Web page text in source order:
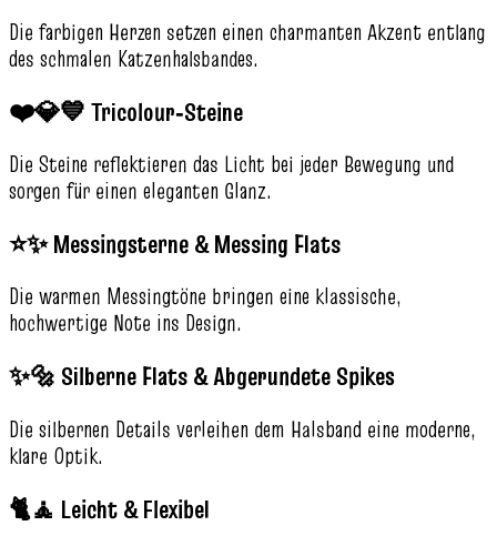
Die farbigen Herzen setzen einen charmanten Akzent entlang
des schmalen Katzenhalsbandes.
❤️💎💙 Tricolour‑Steine
Die Steine reflektieren das Licht bei jeder Bewegung und
sorgen für einen eleganten Glanz.
⭐✨ Messingsterne & Messing Flats
Die warmen Messingtöne bringen eine klassische,
hochwertige Note ins Design.
✨🔩 Silberne Flats & Abgerundete Spikes
Die silbernen Details verleihen dem Halsband eine moderne,
klare Optik.
🐈🧘 Leicht & Flexibel